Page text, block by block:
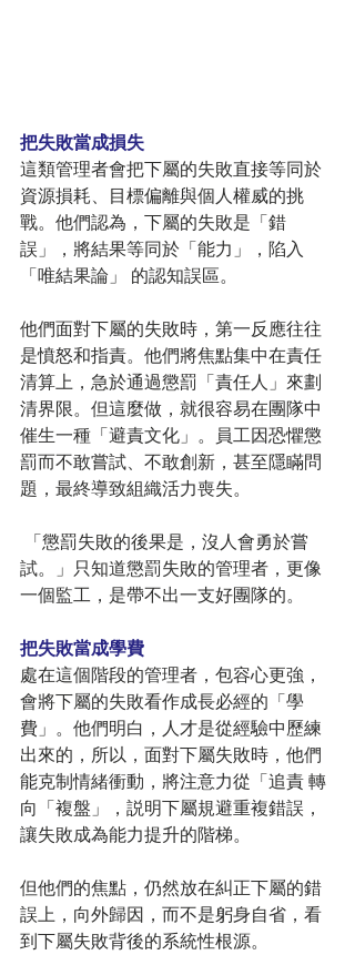
把失敗當成損失
這類管理者會把下屬的失敗直接等同於
資源損耗、目標偏離與個人權威的挑
戰。他們認為，下屬的失敗是「錯
誤」，將結果等同於「能力」，陷入
「唯結果論」 的認知誤區。
他們面對下屬的失敗時，第一反應往往
是憤怒和指責。他們將焦點集中在責任
清算上，急於通過懲罰「責任人」來劃
清界限。但這麼做，就很容易在團隊中
催生一種「避責文化」。員工因恐懼懲
罰而不敢嘗試、不敢創新，甚至隱瞞問
題，最終導致組織活力喪失。
「懲罰失敗的後果是，沒人會勇於嘗
試。」只知道懲罰失敗的管理者，更像
一個監工，是帶不出一支好團隊的。
把失敗當成學費
處在這個階段的管理者，包容心更強，
會將下屬的失敗看作成長必經的「學
費」。他們明白，人才是從經驗中歷練
出來的，所以，面對下屬失敗時，他們
能克制情緒衝動，將注意力從「追責 轉
向「複盤」，説明下屬規避重複錯誤，
讓失敗成為能力提升的階梯。
但他們的焦點，仍然放在糾正下屬的錯
誤上，向外歸因，而不是躬身自省，看
到下屬失敗背後的系統性根源。